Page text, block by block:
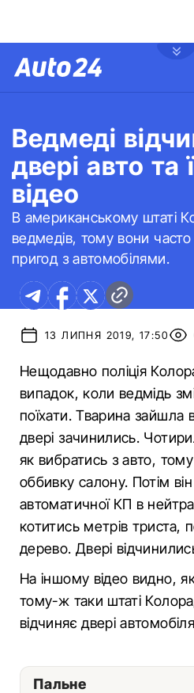
Ведмеді
двері авто та
відео
В американському штаті
ведмедів, тому вони
пригод з автомобілями.
13 ЛИПНЯ 2019, 17:50
Нещодавно поліція
випадок, коли ведмідь
поїхати. Тварина зайшла
двері зачинились.
як вибратись з авто,
оббивку салону. Потім
автоматичної КП в
котитись метрів триста,
дерево. Двері
На іншому відео видно,
тому-ж таки штаті
відчиняє двері
Пальне